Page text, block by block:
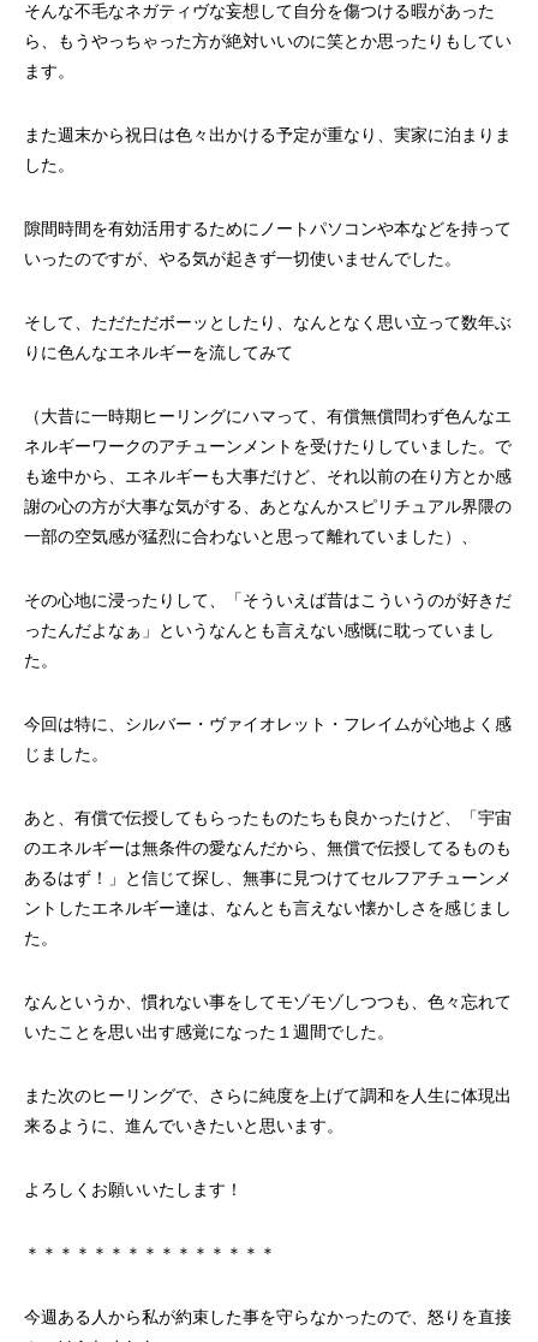
そんな不毛なネガティヴな妄想して自分を傷つける暇があった
ら、もうやっちゃった方が絶対いいのに笑とか思ったりもしてい
ます。
また週末から祝日は色々出かける予定が重なり、実家に泊まりま
した。
隙間時間を有効活用するためにノートパソコンや本などを持って
いったのですが、やる気が起きず一切使いませんでした。
そして、ただただボーッとしたり、なんとなく思い立って数年ぶ
りに色んなエネルギーを流してみて
（大昔に一時期ヒーリングにハマって、有償無償問わず色んなエ
ネルギーワークのアチューンメントを受けたりしていました。で
も途中から、エネルギーも大事だけど、それ以前の在り方とか感
謝の心の方が大事な気がする、あとなんかスピリチュアル界隈の
一部の空気感が猛烈に合わないと思って離れていました）、
その心地に浸ったりして、「そういえば昔はこういうのが好きだ
ったんだよなぁ」というなんとも言えない感慨に耽っていまし
た。
今回は特に、シルバー・ヴァイオレット・フレイムが心地よく感
じました。
あと、有償で伝授してもらったものたちも良かったけど、「宇宙
のエネルギーは無条件の愛なんだから、無償で伝授してるものも
あるはず！」と信じて探し、無事に見つけてセルフアチューンメ
ントしたエネルギー達は、なんとも言えない懐かしさを感じまし
た。
なんというか、慣れない事をしてモゾモゾしつつも、色々忘れて
いたことを思い出す感覚になった１週間でした。
また次のヒーリングで、さらに純度を上げて調和を人生に体現出
来るように、進んでいきたいと思います。
よろしくお願いいたします！
＊＊＊＊＊＊＊＊＊＊＊＊＊＊＊
今週ある人から私が約束した事を守らなかったので、怒りを直接